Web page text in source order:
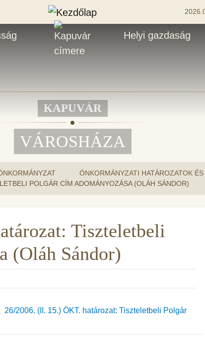
Helyi gazdaság
KAPUVÁR
VÁROSHÁZA
ÖNKORMÁNYZATI HATÁROZATOK
POLGÁR CÍM ADOMÁNYOZÁSA (OLÁH SÁNDOR)
Tiszteletbeli
(Oláh Sándor)
26/2006. (II. 15.) ÖKT. határozat: Tiszteletbeli Polgár